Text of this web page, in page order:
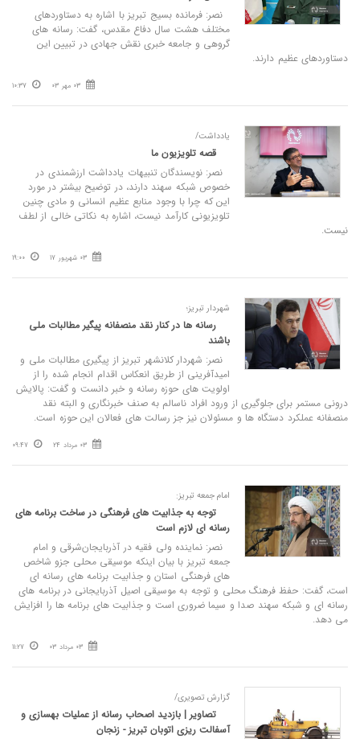
نصر: فرمانده بسیج تبریز با اشاره به دستاوردهای
مختلف هشت سال دفاع مقدس، گفت: رسانه های
گروهی و جامعه خبری نقش جهادی در تبیین این
دستاوردهای عظیم دارند.
03 مهر 03 10:37
یادداشت/
قصه تلویزیون ما
نصر: نویسندگان تنبیهات یادداشت ارزشمندی در
خصوص شبکه سهند دارند، در توضیح بیشتر در مورد
این که چرا با وجود منابع عظیم انسانی و مادی چنین
تلویزیونی کارآمد نیست، اشاره به نکاتی خالی از لطف
نیست.
03 شهریور 17 19:00
شهردار تبریز؛
رسانه ها در کنار نقد منصفانه پیگیر مطالبات ملی
باشند
نصر: شهردار کلانشهر تبریز از پیگیری مطالبات ملی و
امیدآفرینی از طریق انعکاس اقدام انجام شده را از
اولویت های حوزه رسانه و خبر دانست و گفت: پالایش
درونی مستمر برای جلوگیری از ورود افراد ناسالم به صنف خبرنگاری و البته نقد
منصفانه عملکرد دستگاه ها و مسئولان نیز جز رسالت های فعالان این حوزه است.
03 مرداد 24 09:47
امام جمعه تبریز:
توجه به جذابیت های فرهنگی در ساخت برنامه های
رسانه ای لازم است
نصر: نماینده ولی فقیه در آذربایجان‌شرقی و امام
جمعه تبریز با بیان اینکه موسیقی محلی جزو شاخص
های فرهنگی استان و جذابیت برنامه های رسانه ای
است، گفت: حفظ فرهنگ محلی و توجه به موسیقی اصیل آذربایجانی در برنامه های
رسانه ای و شبکه سهند صدا و سیما ضروری است و جذابیت های برنامه ها را افزایش
می دهد.
03 مرداد 03 11:27
گزارش تصویری/
تصاویر | بازدید اصحاب رسانه از عملیات بهسازی و
آسفالت ریزی اتوبان تبریز - زنجان